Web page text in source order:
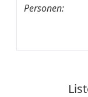
Personen: